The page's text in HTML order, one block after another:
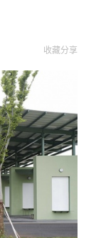
收藏分享